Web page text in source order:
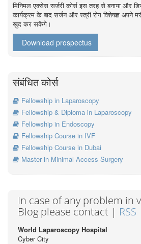
मिनिमल एक्सेस सर्जरी कोर्स इस तरह से बनाया और
कार्यक्रम के बाद सर्जन और स्त्री रोग विशेषज्ञ अपने
खुद कर सकेंगे।
Download prospectus
संबंधित कोर्स
Fellowship in Laparoscopy
Fellowship & Diploma in Laparoscopy
Fellowship in Endoscopy
Fellowship Course in IVF
Fellowship Course in Dubai
Master in Minimal Access Surgery
In case of any problem in
Blog please contact | RSS
World Laparoscopy Hospital
Cyber City